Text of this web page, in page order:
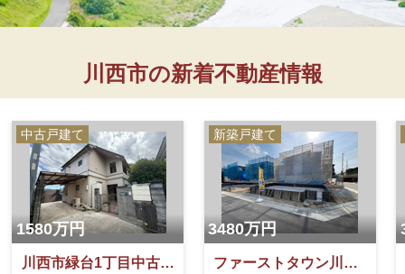
川西市の新着不動産情報
中古戸建て
1580万円
川西市緑台1丁目中古戸建
新築戸建て
3480万円
ファーストタウン川西市第6清和台東【新築戸建】